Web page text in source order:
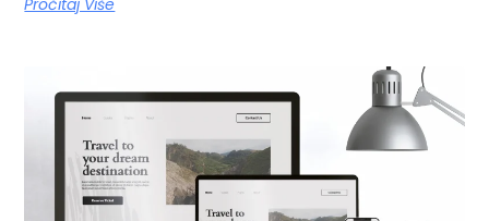
Pročitaj Više